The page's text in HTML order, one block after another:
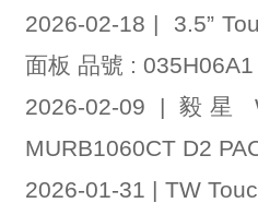
2026-02-18 |
3.5”
面板 品號 : 035H06A1
2026-02-09 | 毅星
MURB1060CT D2
2026-01-31 | TW